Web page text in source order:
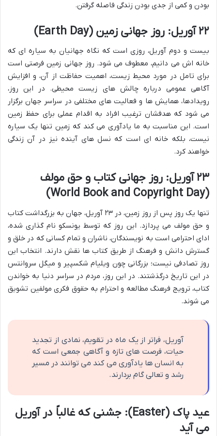
بودن و کمی از جدی بودن زندگی فاصله گرفتن.
۲۲ آوریل: روز جهانی زمین (Earth Day)
بیست و دوم آوریل، روزی است که نگاه جهانیان به سیاره ای که
خانه اش می دانیم، معطوف می شود. روز جهانی زمین فرصتی است
برای تامل در مورد محیط زیست، اهمیت حفاظت از آن، و افزایش
آگاهی عمومی درباره چالش های زیست محیطی. در این روز،
رویدادها، همایش ها و فعالیت های مختلفی در سراسر جهان برگزار
می شود که هدفشان ترغیب افراد به اقدام عملی برای حفظ زمین
است. این مناسبت به ما یادآوری می کند که زمین تنها یک سیاره
نیست، بلکه خانه ای است که نسل های آینده نیز در آن زندگی
خواهند کرد.
۲۳ آوریل: روز جهانی کتاب و حق مولف
(World Book and Copyright Day)
تنها یک روز پس از روز زمین، در ۲۳ آوریل، جهان به بزرگداشت کتاب
و حق مولف می پردازد. این روز که توسط یونسکو نام گذاری شده،
ادای احترامی است به نویسندگان، ناشران و تمام کسانی که در خلق و
گسترش دانش و فرهنگ از طریق کتاب ها نقش دارند. انتخاب این
روز تصادفی نیست؛ بزرگانی چون ویلیام شکسپیر و میگل سروانتس
در این تاریخ درگذشتند. در این روز، مردم در سراسر دنیا به خواندن
کتاب، ترویج فرهنگ مطالعه و احترام به حقوق فکری مولفین تشویق
می شوند.
آوریل، فراتر از یک ماه در تقویم، نمادی از تجدید
حیات، فرصت های تازه و آگاهی جمعی است که
به انسان ها یادآوری می کند می توانند در مسیر
رشد و تعالی گام بردارند.
عید پاک (Easter): جشنی که غالباً در آوریل
می آید